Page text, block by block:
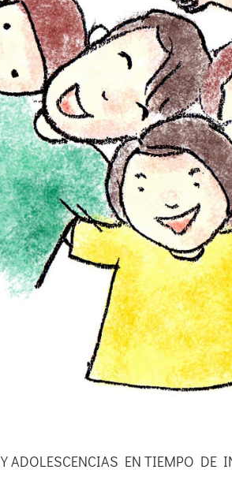
ADOLESCENCIAS EN TIEMPO DE